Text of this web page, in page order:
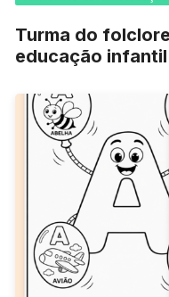
Turma do
educação infantil